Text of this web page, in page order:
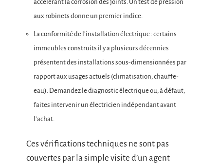
accélérant la corrosion des joints. Un test de pression
aux robinets donne un premier indice.
La conformité de l’installation électrique : certains
immeubles construits il y a plusieurs décennies
présentent des installations sous-dimensionnées par
rapport aux usages actuels (climatisation, chauffe-
eau). Demandez le diagnostic électrique ou, à défaut,
faites intervenir un électricien indépendant avant
l’achat.
Ces vérifications techniques ne sont pas
couvertes par la simple visite d’un agent